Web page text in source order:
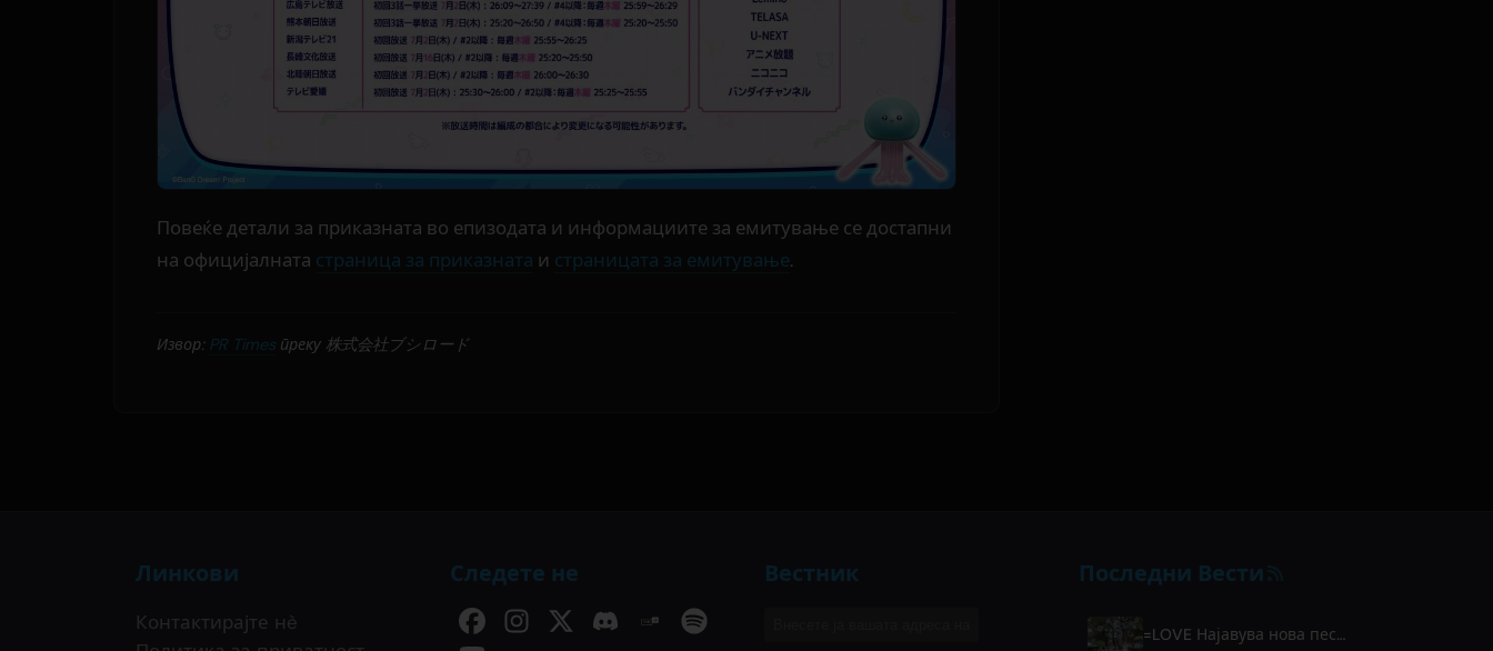
Повеќе детали за приказната во епизодата и информациите за емитување се достапни
на официјалната страница за приказната и страницата за емитување.
Извор: PR Times преку 株式会社ブシロード
Линкови
Контактирајте нè
Следете не Вестник Последни Вести
=LOVE Најавува нова песна 'Koi, Hajimemashita.' и концерти на Tokyo Dome